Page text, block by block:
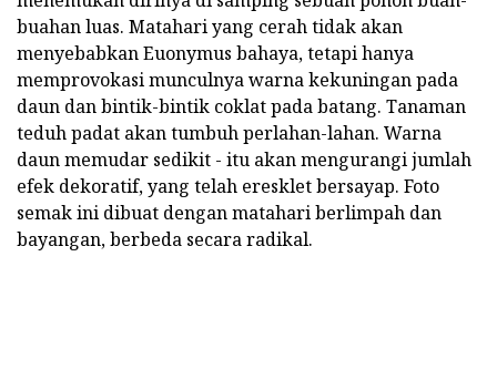
buahan luas. Matahari yang cerah tidak akan
menyebabkan Euonymus bahaya, tetapi hanya
memprovokasi munculnya warna kekuningan pada
daun dan bintik-bintik coklat pada batang. Tanaman
teduh padat akan tumbuh perlahan-lahan. Warna
daun memudar sedikit - itu akan mengurangi jumlah
efek dekoratif, yang telah eresklet bersayap. Foto
semak ini dibuat dengan matahari berlimpah dan
bayangan, berbeda secara radikal.